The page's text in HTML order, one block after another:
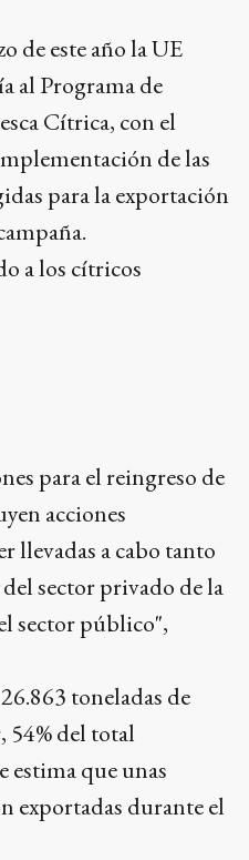
de este año la UE
al Programa de
Cítrica, con el
de las
para la exportación
a los cítricos
para el reingreso de
acciones
llevadas a cabo tanto
sector privado de la
sector público",
toneladas de
54% del total
estima que unas
exportadas durante el